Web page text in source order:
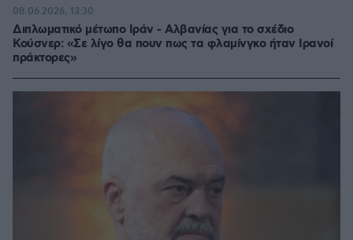
Διπλωματικό μέτωπο Ιράν - Αλβανίας για το σχέδιο
Κούσνερ: «Σε λίγο θα πουν πως τα φλαμίνγκο ήταν Ιρανοί
πράκτορες»
08.06.2026, 13:30